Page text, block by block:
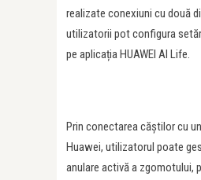
realizate conexiuni cu două
utilizatorii pot configura
pe aplicația HUAWEI AI Life.
Prin conectarea căștilor cu
Huawei, utilizatorul poate
anulare activă a zgomotului,